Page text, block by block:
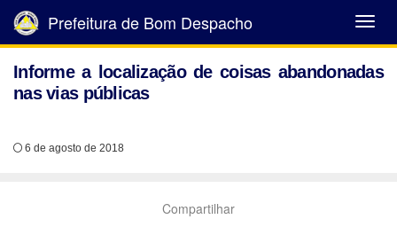
Abrir
Menu
Prefeitura de Bom Despacho
Informe a localização de coisas abandonadas
nas vias públicas
6 de agosto de 2018
Compartilhar